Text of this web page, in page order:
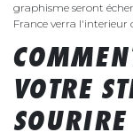
graphisme seront
France verra l'interieur
VOTRE